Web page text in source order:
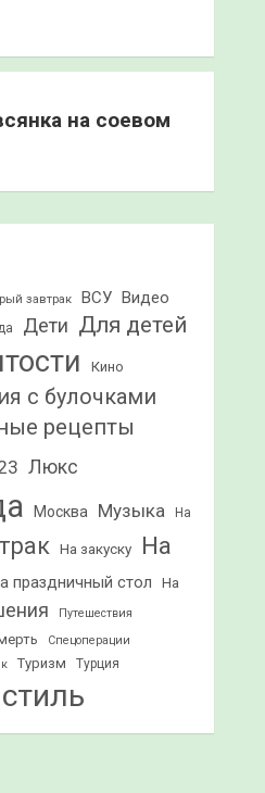
на соевом
завтрак ВСУ Видео
Дети Для детей
Кино
с булочками
рецепты
Люкс
Москва Музыка На
На закуску
На
праздничный стол
На
Путешествия
Спецоперации
Туризм Турция
стиль